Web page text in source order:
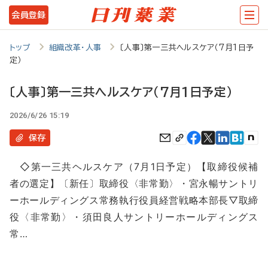
メ
イ
コ
ツ
移
動
会員登録
トップ 組織改革・人事
〔人事〕第一三共ヘルスケア（7月1日予
定）
〔人事〕第一三共ヘルスケア（7月1日予定）
2026/6/26 15:19
保存
◇第一三共ヘルスケア（7月1日予定）【取締役候補
者の選定】〔新任〕取締役〈非常勤〉・宮永暢サントリ
ーホールディングス常務執行役員経営戦略本部長▽取締
役〈非常勤〉・須田良人サントリーホールディングス
常…